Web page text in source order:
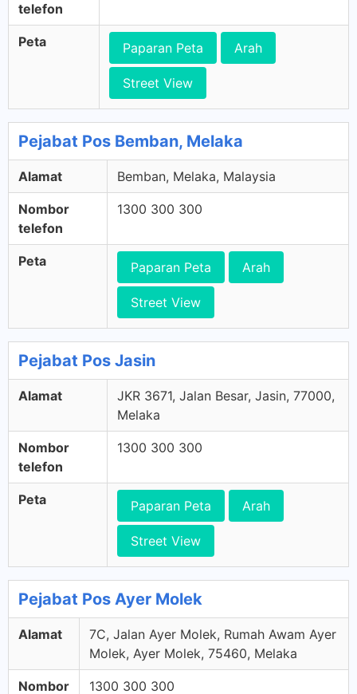
telefon
Peta Paparan Peta Arah
Street View
Pejabat Pos Bemban, Melaka
Alamat Bemban, Melaka, Malaysia
Nombor
telefon
1300 300 300
Peta Paparan Peta Arah
Street View
Pejabat Pos Jasin
Alamat
JKR 3671, Jalan Besar, Jasin, 77000,
Melaka
Nombor
telefon
1300 300 300
Peta Paparan Peta Arah
Street View
Pejabat Pos Ayer Molek
Alamat
7C, Jalan Ayer Molek, Rumah Awam Ayer
Molek, Ayer Molek, 75460, Melaka
Nombor 1300 300 300